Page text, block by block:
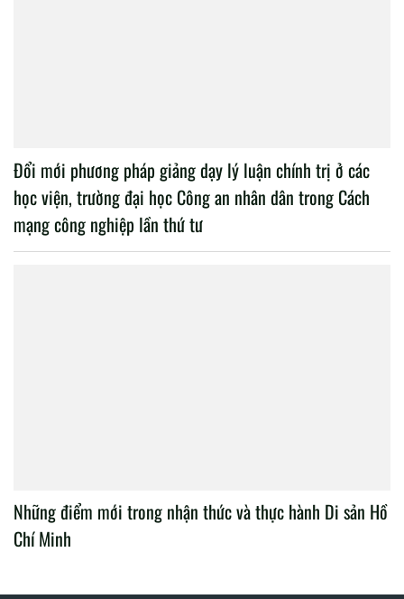
Đổi mới phương pháp giảng dạy lý luận chính trị ở các
học viện, trường đại học Công an nhân dân trong Cách
mạng công nghiệp lần thứ tư
Những điểm mới trong nhận thức và thực hành Di sản Hồ
Chí Minh